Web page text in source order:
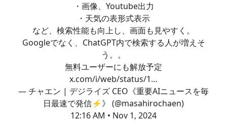
・画像、Youtube出力
・天気の表形式表示
など、検索性能も向上し、画面も見やすく。
Googleでなく、ChatGPT内で検索する人が増えそ
う。。
無料ユーザーにも解放予定
x.com/i/web/status/1…
— チャエン | デジライズ CEO《重要AIニュースを毎
日最速で発信⚡️》 (@masahirochaen)
12:16 AM • Nov 1, 2024